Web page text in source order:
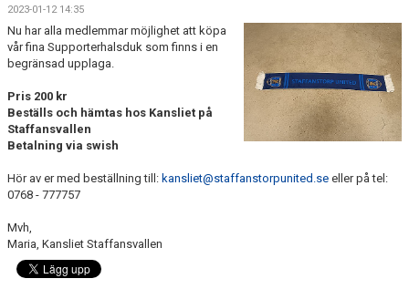
MEDLEMSAVGIFTER
DOKUMENT
KLÄDPROFIL
LEDARINFORMATION
STYRELSE/SEKTIONER
PARTNERS
2023-01-12 14:35
Nu har alla medlemmar möjlighet att köpa
vår fina Supporterhalsduk som finns i en
begränsad upplaga.
Pris 200 kr
Beställs och hämtas hos Kansliet på
Staffansvallen
Betalning via swish
Hör av er med beställning till: kansliet@staffanstorpunited.se eller på tel:
0768 - 777757
Mvh,
Maria, Kansliet Staffansvallen